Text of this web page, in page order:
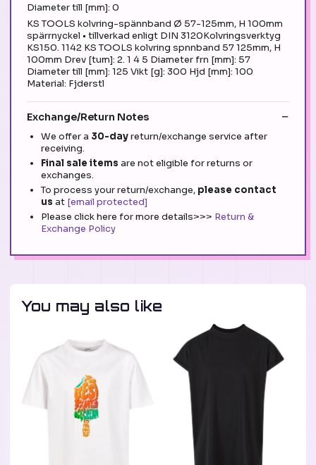
Diameter till [mm]: 0
KS TOOLS kolvring-spännband Ø 57-125mm, H 100mm
spärrnyckel • tillverkad enligt DIN 3120Kolvringsverktyg
KS150. 1142 KS TOOLS kolvring spnnband 57 125mm, H
100mm Drev [tum]: 2. 1 4 5 Diameter frn [mm]: 57
Diameter till [mm]: 125 Vikt [g]: 300 Hjd [mm]: 100
Material: Fjderstl
Exchange/Return Notes
We offer a 30-dayreturn/exchange service after
receiving.
Final sale items are not eligible for returns or
exchanges.
To process your return/exchange, please contact
us at [email protected]
Please click here for more details>>> Return &
Exchange Policy
You may also like